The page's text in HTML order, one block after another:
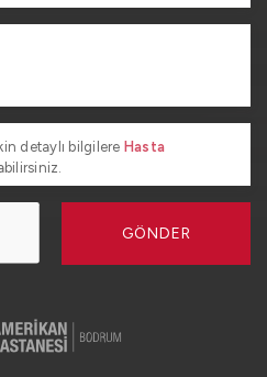
detaylı bilgilere Hasta
GÖNDER